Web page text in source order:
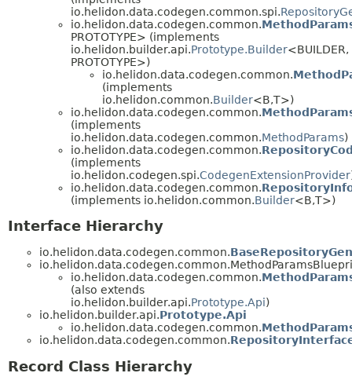
io.helidon.data.codegen.common.spi.
io.helidon.data.codegen.common.
PROTOTYPE> (implements
io.helidon.builder.api.Prototype.Builder<BUILDER,
PROTOTYPE>)
io.helidon.data.codegen.common.
(implements
io.helidon.common.Builder<B,T>)
io.helidon.data.codegen.common.
(implements
io.helidon.data.codegen.common.MethodParams)
io.helidon.data.codegen.common.
(implements
io.helidon.codegen.spi.CodegenExtensionProvider
io.helidon.data.codegen.common.
(implements io.helidon.common.Builder<B,T>)
Interface Hierarchy
io.helidon.data.codegen.common.
io.helidon.data.codegen.common.
(also extends
io.helidon.builder.api.Prototype.Api)
io.helidon.builder.api.Prototype.Api
io.helidon.data.codegen.common.
io.helidon.data.codegen.common.
Record Class Hierarchy